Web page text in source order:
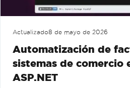
Actualizado8 de mayo de 2026
Automatización de
sistemas de comercio
ASP.NET